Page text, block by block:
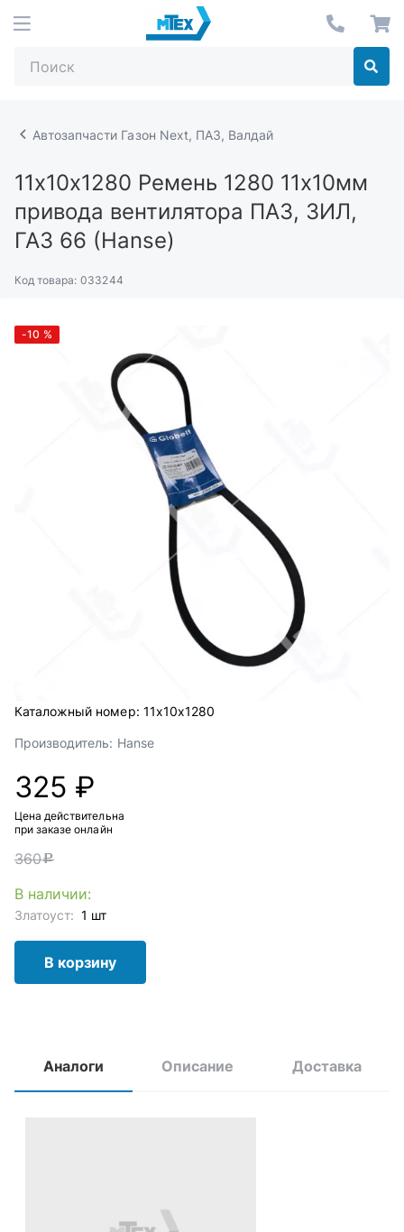
Автозапчасти Газон Next, ПАЗ, Валдай
11х10х1280 Ремень 1280 11х10мм
привода вентилятора ПАЗ, ЗИЛ,
ГАЗ 66 (Hanse)
Код товара: 033244
-10 %
Каталожный номер: 11х10х1280
Производитель: Hanse
325 ₽
Цена действительна
при заказе онлайн
360c
В наличии:
Златоуст: 1 шт
В корзину
Аналоги Описание Доставка